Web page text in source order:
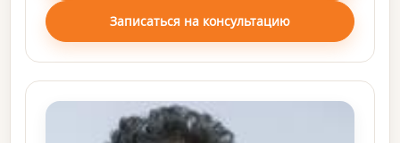
Записаться на консультацию